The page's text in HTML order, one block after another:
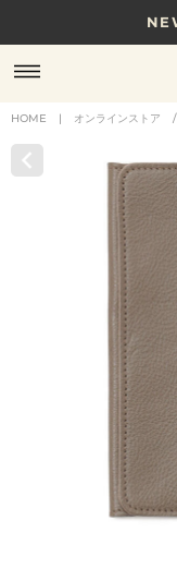
8/17(月)10時
贈る相手やシ
HOME | オンラインストア /